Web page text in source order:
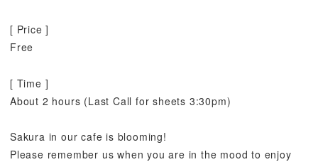
[ Price ]
Free
[ Time ]
About 2 hours (Last Call for sheets 3:30pm)
Sakura in our cafe is blooming!
Please remember us when you are in the mood to enjoy